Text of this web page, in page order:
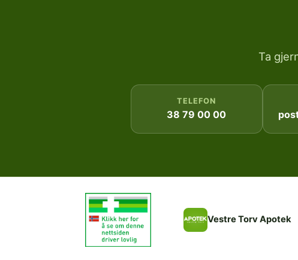
Ta
TELEFON
38 79 00 00
Vestre Torv Apotek